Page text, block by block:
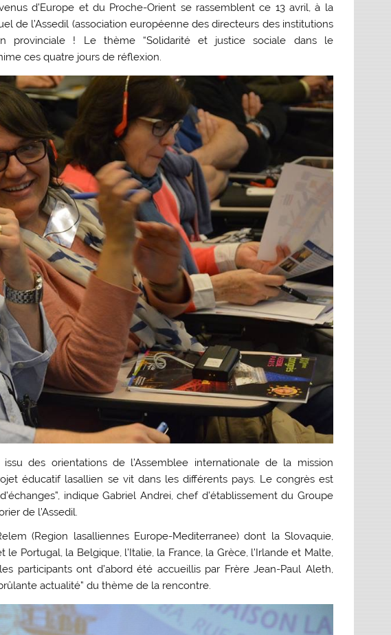
d’Europe et du Proche-Orient se rassemblent ce 13 avril, à la
de l’Assedil (association européenne des directeurs des institutions
provinciale ! Le thème “Solidarité et justice sociale dans le
ces quatre jours de réflexion.
des orientations de l’Assemblee internationale de la mission
éducatif lasallien se vit dans les différents pays. Le congrès est
indique Gabriel Andrei, chef d’établissement du Groupe
de l’Assedil.
(Region lasalliennes Europe-Mediterranee) dont la Slovaquie,
le Portugal, la Belgique, l’Italie, la France, la Grèce, l’Irlande et Malte,
participants ont d’abord été accueillis par Frère Jean-Paul Aleth,
actualité” du thème de la rencontre.